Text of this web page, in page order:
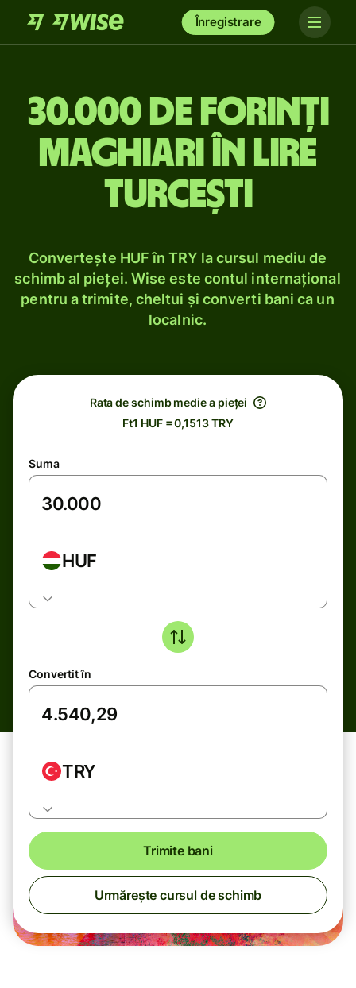
Înregistrare
30.000 de forinți
maghiari în lire
turcești
Convertește HUF în TRY la cursul mediu de
schimb al pieței. Wise este contul internațional
pentru a trimite, cheltui și converti bani ca un
localnic.
Rata de schimb medie a pieței
Ft1 HUF = 0,1513 TRY
Suma
HUF
Convertit în
TRY
Trimite bani
Urmărește cursul de schimb